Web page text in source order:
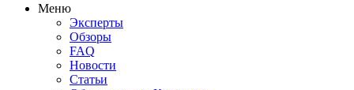
Меню
Эксперты
Обзоры
FAQ
Новости
Статьи